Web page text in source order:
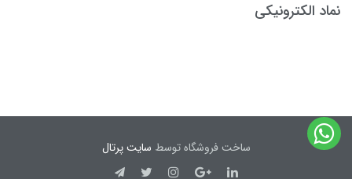
نماد الکترونیکی
ساخت فروشگاه توسط سایت پرتال